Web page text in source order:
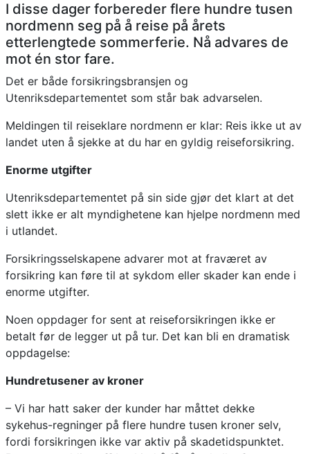
I disse dager forbereder flere hundre tusen
nordmenn seg på å reise på årets
etterlengtede sommerferie. Nå advares de
mot én stor fare.
Det er både forsikringsbransjen og
Utenriksdepartementet som står bak advarselen.
Meldingen til reiseklare nordmenn er klar: Reis ikke ut av
landet uten å sjekke at du har en gyldig reiseforsikring.
Enorme utgifter
Utenriksdepartementet på sin side gjør det klart at det
slett ikke er alt myndighetene kan hjelpe nordmenn med
i utlandet.
Forsikringsselskapene advarer mot at fraværet av
forsikring kan føre til at sykdom eller skader kan ende i
enorme utgifter.
Noen oppdager for sent at reiseforsikringen ikke er
betalt før de legger ut på tur. Det kan bli en dramatisk
oppdagelse:
Hundretusener av kroner
– Vi har hatt saker der kunder har måttet dekke
sykehus-regninger på flere hundre tusen kroner selv,
fordi forsikringen ikke var aktiv på skadetidspunktet.